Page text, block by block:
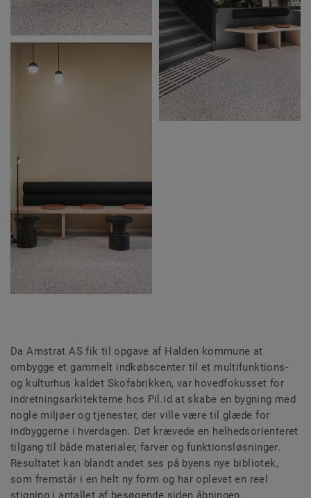
Da Amstrat AS fik til opgave af Halden kommune at
ombygge et gammelt indkøbscenter til et multifunktions-
og kulturhus kaldet Skofabrikken, var hovedfokusset for
indretningsarkitekterne hos Pil.id at skabe en bygning med
nogle miljøer og tjenester, der ville være til glæde for
indbyggerne i hverdagen. Det krævede en helhedsorienteret
tilgang til både materialer, farver og funktionsløsninger.
Resultatet kan blandt andet ses på byens nye bibliotek,
som fremstår i en helt ny form og har oplevet en reel
stigning i antallet af besøgende siden åbningen.